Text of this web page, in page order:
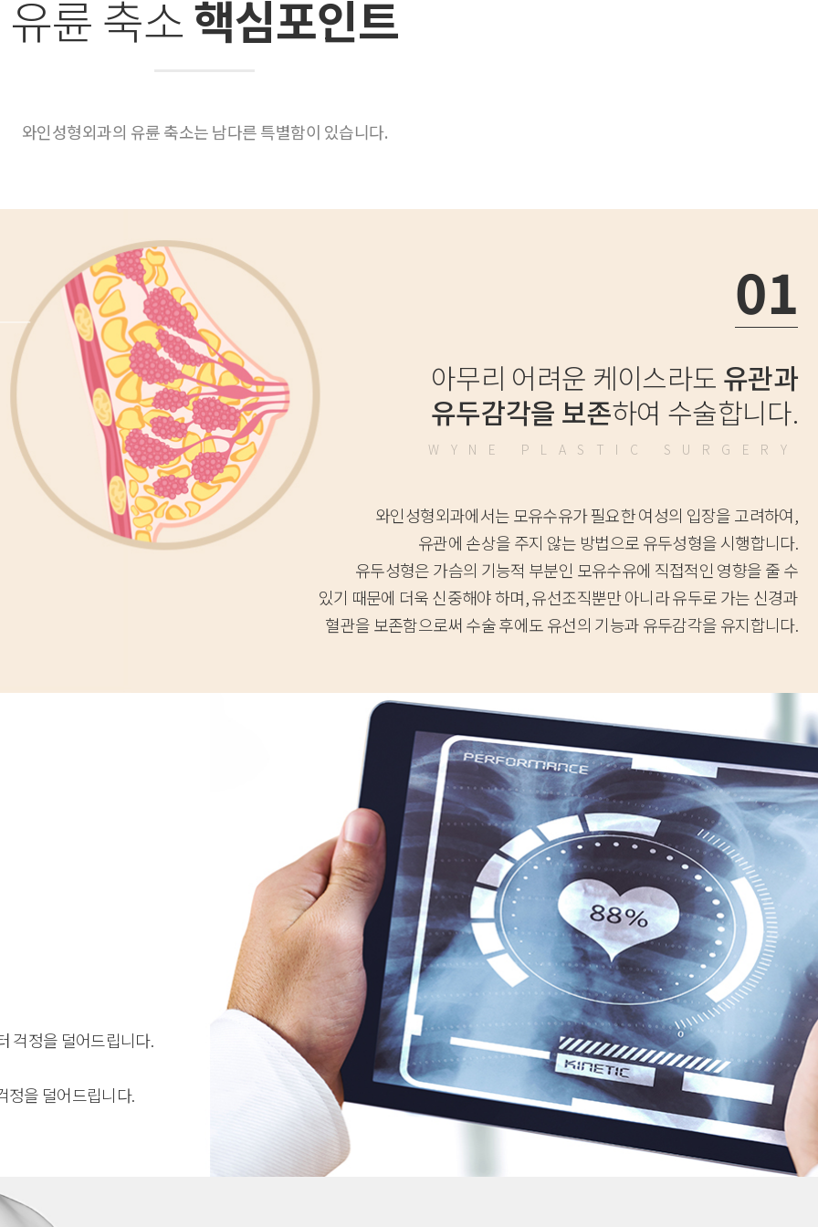
유륜 축소핵심포인트
와인성형외과의 유륜 축소는 남다른 특별함이 있습니다.
01
아무리 어려운 케이스라도 유관과
유두감각을 보존하여 수술합니다.
WYNE PLASTIC SURGERY
와인성형외과에서는 모유수유가 필요한 여성의 입장을 고려하여,
유관에 손상을 주지 않는 방법으로 유두성형을 시행합니다.
유두성형은 가슴의 기능적 부분인 모유수유에 직접적인 영향을 줄 수
있기 때문에 더욱 신중해야 하며, 유선조직뿐만 아니라 유두로 가는 신경과
혈관을 보존함으로써 수술 후에도 유선의 기능과 유두감각을 유지합니다.
걱정을 덜어드립니다.
정을 덜어드립니다.